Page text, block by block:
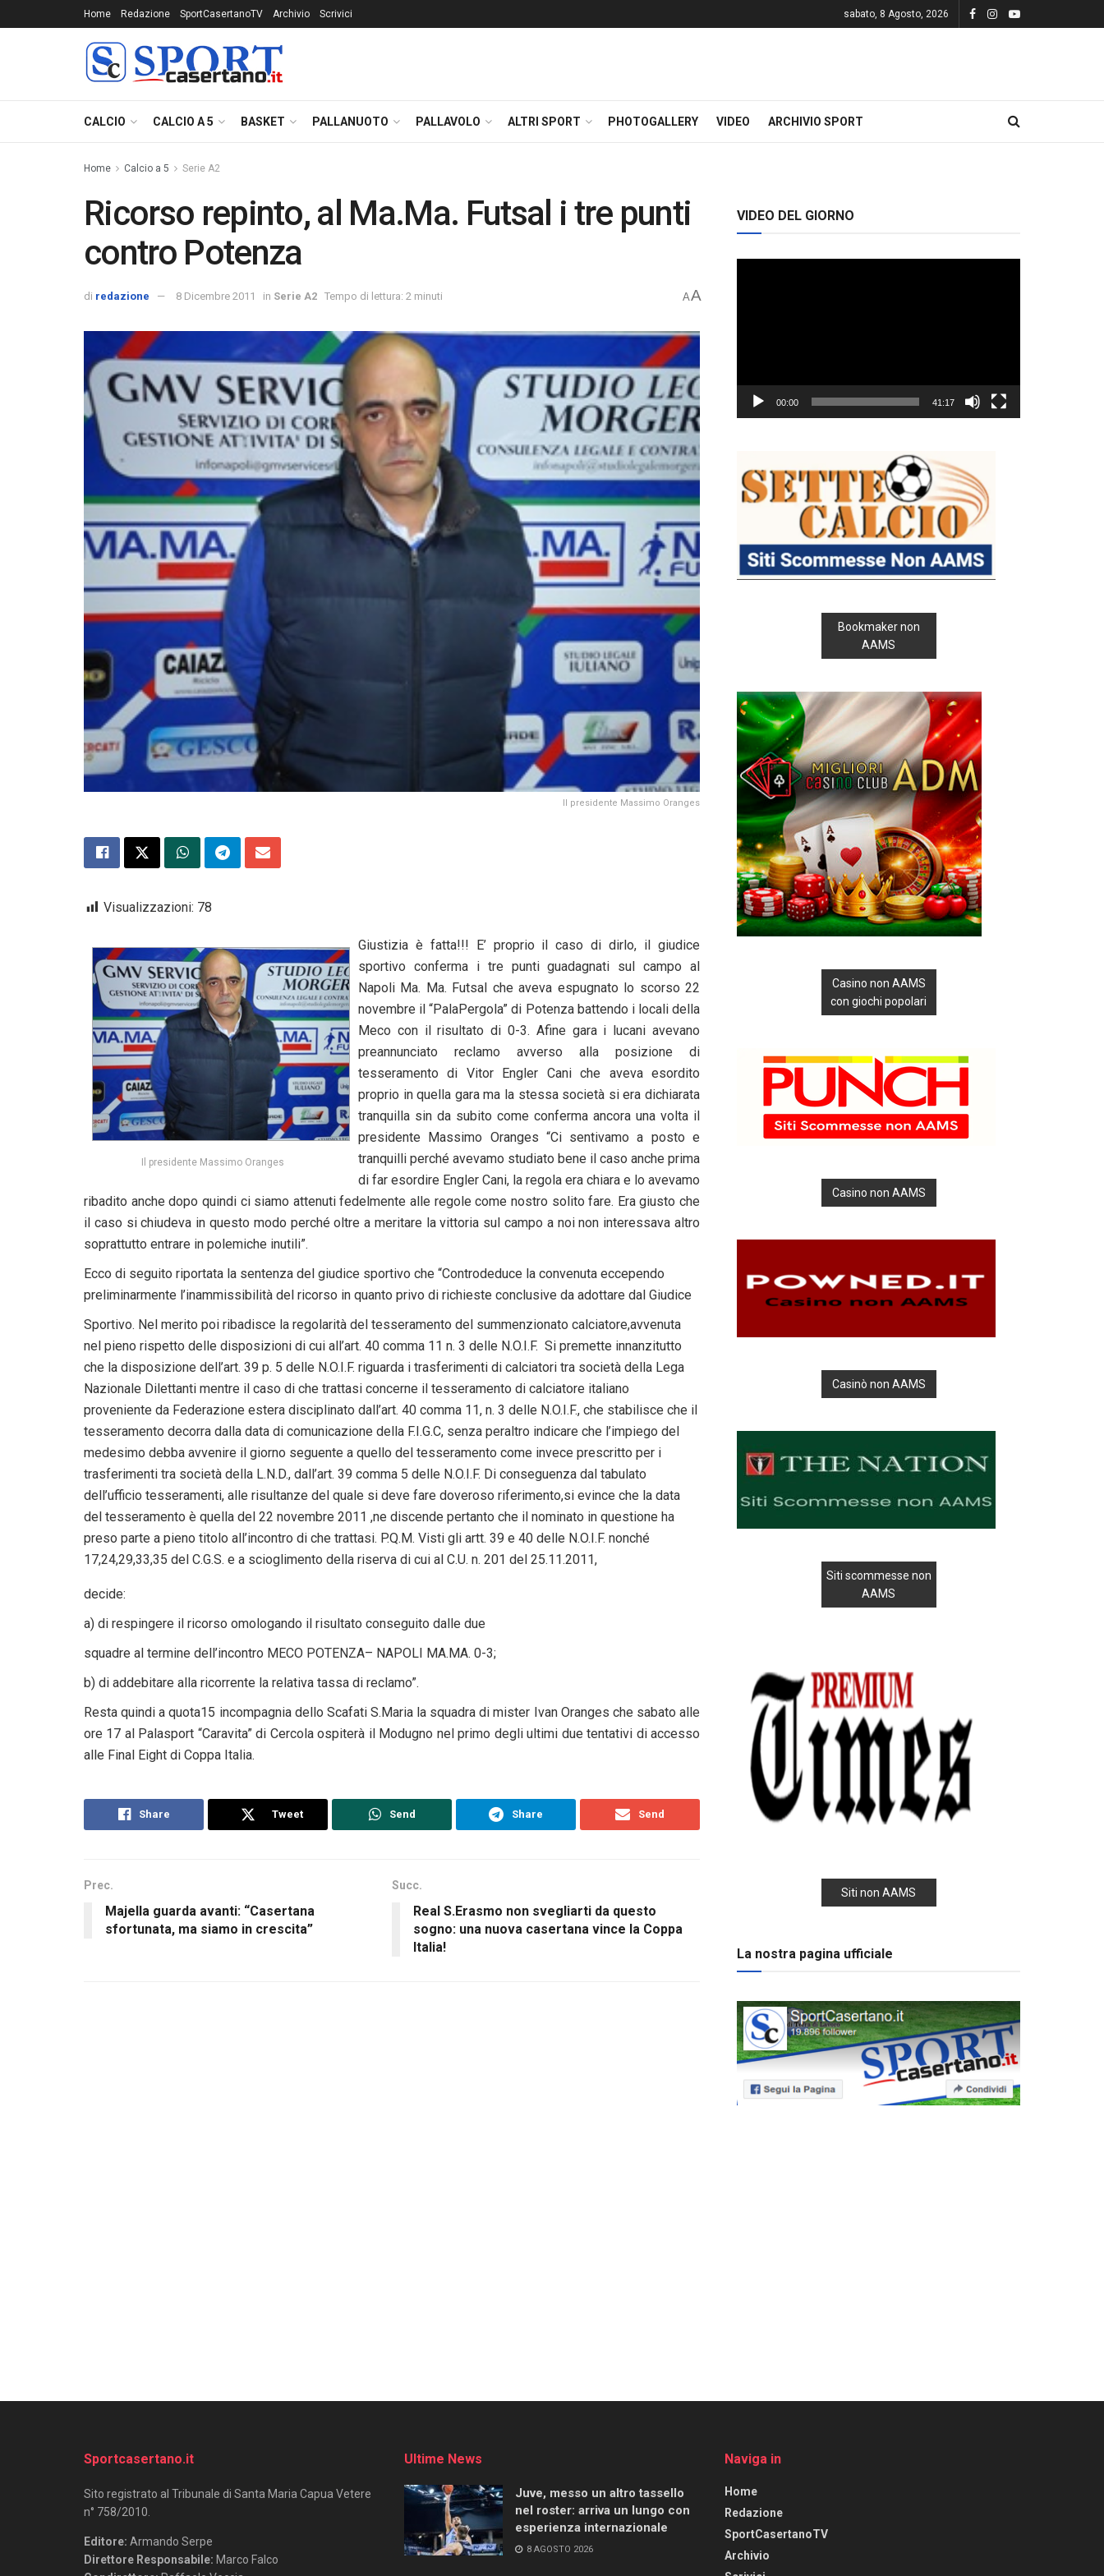
Home Redazione SportCasertanoTV Archivio Scrivici sabato, 8 Agosto, 2026
CALCIO CALCIO A 5 BASKET PALLANUOTO PALLAVOLO ALTRI SPORT PHOTOGALLERY VIDEO ARCHIVIO SPORT
Home Calcio a 5 Serie A2
Ricorso repinto, al Ma.Ma. Futsal i tre punti
contro Potenza
di redazione 8 Dicembre 2011 in Serie A2 Tempo di lettura: 2 minuti AA
Il presidente Massimo Oranges
Visualizzazioni: 78
Il presidente Massimo Oranges
Giustizia è fatta!!! E’ proprio il caso di dirlo, il giudice
sportivo conferma i tre punti guadagnati sul campo al
Napoli Ma. Ma. Futsal che aveva espugnato lo scorso 22
novembre il “PalaPergola” di Potenza battendo i locali della
Meco con il risultato di 0-3. Afine gara i lucani avevano
preannunciato reclamo avverso alla posizione di
tesseramento di Vitor Engler Cani che aveva esordito
proprio in quella gara ma la stessa società si era dichiarata
tranquilla sin da subito come conferma ancora una volta il
presidente Massimo Oranges “Ci sentivamo a posto e
tranquilli perché avevamo studiato bene il caso anche prima
di far esordire Engler Cani, la regola era chiara e lo avevamo
ribadito anche dopo quindi ci siamo attenuti fedelmente alle regole come nostro solito fare. Era giusto che
il caso si chiudeva in questo modo perché oltre a meritare la vittoria sul campo a noi non interessava altro
soprattutto entrare in polemiche inutili”.
Ecco di seguito riportata la sentenza del giudice sportivo che “Controdeduce la convenuta eccependo
preliminarmente l’inammissibilità del ricorso in quanto privo di richieste conclusive da adottare dal Giudice
Sportivo. Nel merito poi ribadisce la regolarità del tesseramento del summenzionato calciatore,avvenuta
nel pieno rispetto delle disposizioni di cui all’art. 40 comma 11 n. 3 delle N.O.I.F. Si premette innanzitutto
che la disposizione dell’art. 39 p. 5 delle N.O.I.F. riguarda i trasferimenti di calciatori tra società della Lega
Nazionale Dilettanti mentre il caso di che trattasi concerne il tesseramento di calciatore italiano
proveniente da Federazione estera disciplinato dall’art. 40 comma 11, n. 3 delle N.O.I.F., che stabilisce che il
tesseramento decorra dalla data di comunicazione della F.I.G.C, senza peraltro indicare che l’impiego del
medesimo debba avvenire il giorno seguente a quello del tesseramento come invece prescritto per i
trasferimenti tra società della L.N.D., dall’art. 39 comma 5 delle N.O.I.F. Di conseguenza dal tabulato
dell’ufficio tesseramenti, alle risultanze del quale si deve fare doveroso riferimento,si evince che la data
del tesseramento è quella del 22 novembre 2011 ,ne discende pertanto che il nominato in questione ha
preso parte a pieno titolo all’incontro di che trattasi. P.Q.M. Visti gli artt. 39 e 40 delle N.O.I.F. nonché
17,24,29,33,35 del C.G.S. e a scioglimento della riserva di cui al C.U. n. 201 del 25.11.2011,
decide:
a) di respingere il ricorso omologando il risultato conseguito dalle due
squadre al termine dell’incontro MECO POTENZA– NAPOLI MA.MA. 0-3;
b) di addebitare alla ricorrente la relativa tassa di reclamo”.
Resta quindi a quota15 incompagnia dello Scafati S.Maria la squadra di mister Ivan Oranges che sabato alle
ore 17 al Palasport “Caravita” di Cercola ospiterà il Modugno nel primo degli ultimi due tentativi di accesso
alle Final Eight di Coppa Italia.
Share Tweet Send Share Send
Prec.
Majella guarda avanti: “Casertana
sfortunata, ma siamo in crescita”
Succ.
Real S.Erasmo non svegliarti da questo
sogno: una nuova casertana vince la Coppa
Italia!
VIDEO DEL GIORNO
00:00 41:17
Bookmaker non
AAMS
Casino non AAMS
con giochi popolari
Casino non AAMS
Casinò non AAMS
Siti scommesse non
AAMS
Siti non AAMS
La nostra pagina ufficiale
Sportcasertano.it
Sito registrato al Tribunale di Santa Maria Capua Vetere
n° 758/2010.
Editore: Armando Serpe
Direttore Responsabile: Marco Falco
Ultime News
Juve, messo un altro tassello
nel roster: arriva un lungo con
esperienza internazionale
8 AGOSTO 2026
Naviga in
Home
Redazione
SportCasertanoTV
Archivio